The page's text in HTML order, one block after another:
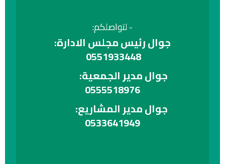
- لتواصلكم:
جوال رئيس مجلس الادارة:
0551933448
جوال مدير الجمعية:
0555518976
جوال مدير المشاريع:
0533641949